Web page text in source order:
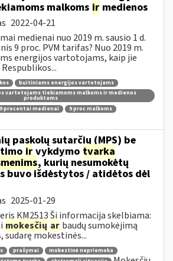
malkoms ir medienos
2022-04-21
medienai nuo 2019 m. sausio 1 d.
9 proc. PVM tarifas? Nuo 2019 m.
energijos vartotojams, kaip jie
buitiniams energijos vartotojams
vartotojams tiekiamoms malkoms ir medienos
produktams
9 procentai medienai
9 proc malkoms
paskolų sutarčių (MPS) be
ir vykdymo tvarka
, kurių nesumokėtų
buvo išdėstytos / atidėtos dėl
2025-01-29
KM2513 Ši informacija skelbiama:
mokesčių ar baudų sumokėjimą
sudarę mokestinės...
prašymai
mokestinė nepriemoka